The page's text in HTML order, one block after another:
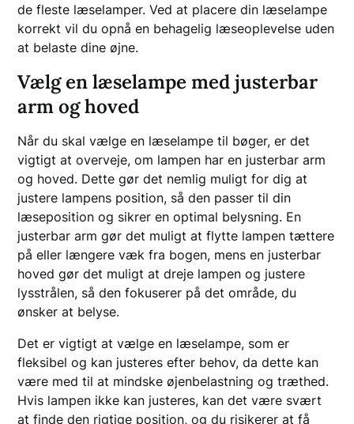
de fleste læselamper. Ved at placere din læselampe
korrekt vil du opnå en behagelig læseoplevelse uden
at belaste dine øjne.
Vælg en læselampe med justerbar
arm og hoved
Når du skal vælge en læselampe til bøger, er det
vigtigt at overveje, om lampen har en justerbar arm
og hoved. Dette gør det nemlig muligt for dig at
justere lampens position, så den passer til din
læseposition og sikrer en optimal belysning. En
justerbar arm gør det muligt at flytte lampen tættere
på eller længere væk fra bogen, mens en justerbar
hoved gør det muligt at dreje lampen og justere
lysstrålen, så den fokuserer på det område, du
ønsker at belyse.
Det er vigtigt at vælge en læselampe, som er
fleksibel og kan justeres efter behov, da dette kan
være med til at mindske øjenbelastning og træthed.
Hvis lampen ikke kan justeres, kan det være svært
at finde den rigtige position, og du risikerer at få